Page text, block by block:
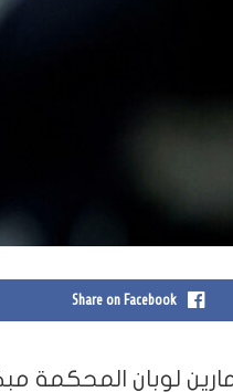
Share on Facebook
مارين لوبان